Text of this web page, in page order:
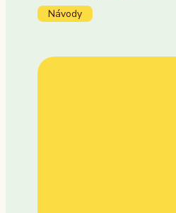
Návody